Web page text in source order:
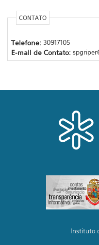
CONTATO
Telefone: 30917105
E-mail de Contato:
Instituto